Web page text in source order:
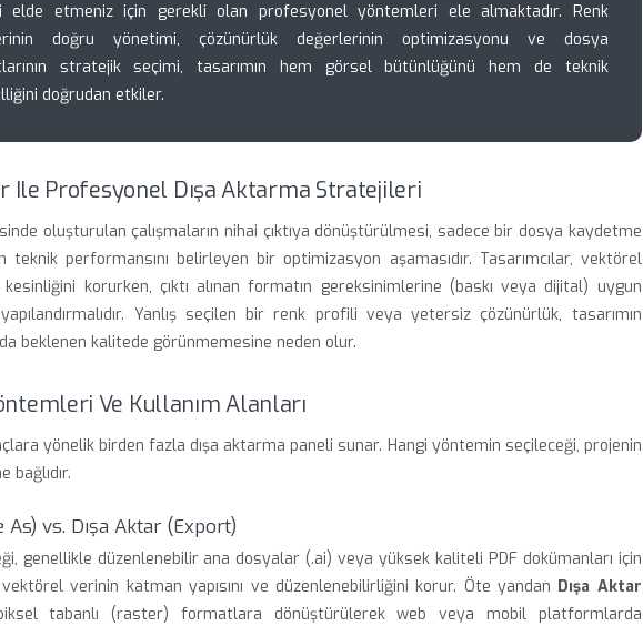
elde etmeniz için gerekli olan profesyonel yöntemleri ele almaktadır. Renk
doğru yönetimi, çözünürlük değerlerinin optimizasyonu ve dosya
stratejik seçimi, tasarımın hem görsel bütünlüğünü hem de teknik
doğrudan etkiler.
Ile Profesyonel Dışa Aktarma Stratejileri
oluşturulan çalışmaların nihai çıktıya dönüştürülmesi, sadece bir dosya kaydetme
teknik performansını belirleyen bir optimizasyon aşamasıdır. Tasarımcılar, vektörel
korurken, çıktı alınan formatın gereksinimlerine (baskı veya dijital) uygun
Yanlış seçilen bir renk profili veya yetersiz çözünürlük, tasarımın
beklenen kalitede görünmemesine neden olur.
Ve Kullanım Alanları
yönelik birden fazla dışa aktarma paneli sunar. Hangi yöntemin seçileceği, projenin
As) vs. Dışa Aktar (Export)
genellikle düzenlenebilir ana dosyalar (.ai) veya yüksek kaliteli PDF dokümanları için
verinin katman yapısını ve düzenlenebilirliğini korur. Öte yandan Dışa Aktar
tabanlı (raster) formatlara dönüştürülerek web veya mobil platformlarda